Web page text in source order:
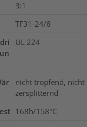
3:1
TF31-24/8
UL 224
nicht tropfend,
zersplitternd
168h/158°C